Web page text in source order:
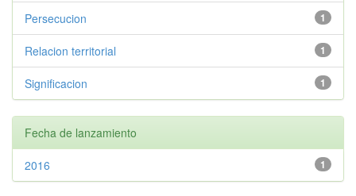
1
Persecucion
1
Relacion territorial
1
Significacion
Fecha de lanzamiento
1
2016